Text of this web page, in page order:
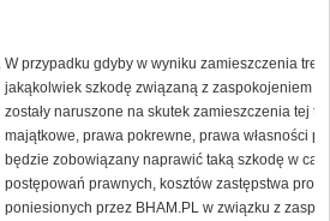
W przypadku gdyby w wyniku zamieszczenia
jakąkolwiek szkodę związaną z zaspokojeniem
zostały naruszone na skutek zamieszczenia tej
majątkowe, prawa pokrewne, prawa własności
będzie zobowiązany naprawić taką szkodę w
postępowań prawnych, kosztów zastępstwa
poniesionych przez BHAM.PL w związku z